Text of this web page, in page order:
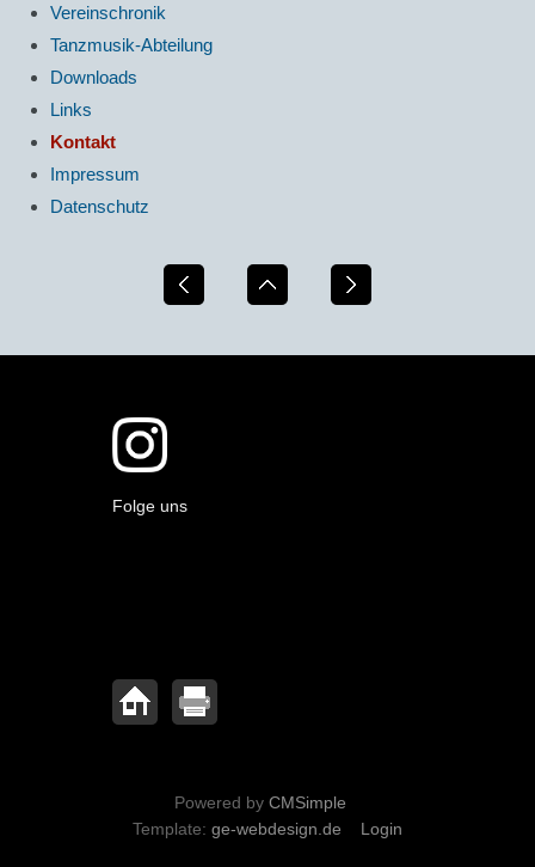
Vereinschronik
Tanzmusik-Abteilung
Downloads
Links
Kontakt
Impressum
Datenschutz
Folge uns
Powered by CMSimple
Template: ge-webdesign.de Login